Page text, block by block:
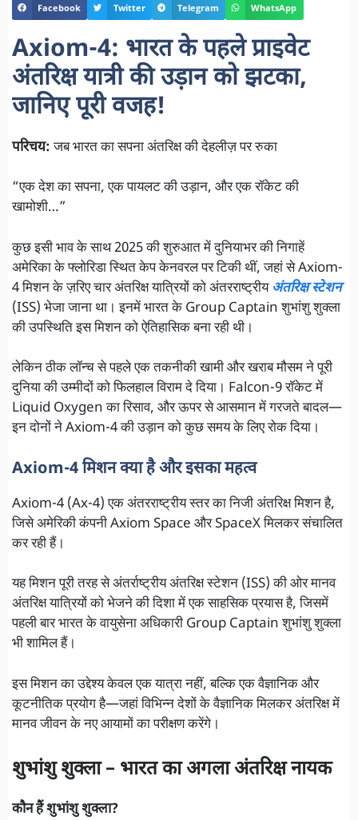
Facebook Twitter Telegram WhatsApp
Axiom-4: भारत के पहले प्राइवेट
अंतरिक्ष यात्री की उड़ान को झटका,
जानिए पूरी वजह!
परिचय:जब भारत का सपना अंतरिक्ष की देहलीज़ पर रुका
“एक देश का सपना, एक पायलट की उड़ान, और एक रॉकेट की
खामोशी…”
कुछ इसी भाव के साथ 2025 की शुरुआत में दुनियाभर की निगाहें
अमेरिका के फ्लोरिडा स्थित केप केनवरल पर टिकी थीं, जहां से Axiom-
4 मिशन के ज़रिए चार अंतरिक्ष यात्रियों को अंतरराष्ट्रीय अंतरिक्ष स्टेशन
(ISS) भेजा जाना था। इनमें भारत के Group Captain शुभांशु शुक्ला
की उपस्थिति इस मिशन को ऐतिहासिक बना रही थी।
लेकिन ठीक लॉन्च से पहले एक तकनीकी खामी और खराब मौसम ने पूरी
दुनिया की उम्मीदों को फिलहाल विराम दे दिया। Falcon-9 रॉकेट में
Liquid Oxygen का रिसाव, और ऊपर से आसमान में गरजते बादल—
इन दोनों ने Axiom-4 की उड़ान को कुछ समय के लिए रोक दिया।
Axiom-4 मिशन क्या है और इसका महत्व
Axiom-4 (Ax-4) एक अंतरराष्ट्रीय स्तर का निजी अंतरिक्ष मिशन है,
जिसे अमेरिकी कंपनी Axiom Space और SpaceX मिलकर संचालित
कर रही हैं।
यह मिशन पूरी तरह से अंतर्राष्ट्रीय अंतरिक्ष स्टेशन (ISS) की ओर मानव
अंतरिक्ष यात्रियों को भेजने की दिशा में एक साहसिक प्रयास है, जिसमें
पहली बार भारत के वायुसेना अधिकारी Group Captain शुभांशु शुक्ला
भी शामिल हैं।
इस मिशन का उद्देश्य केवल एक यात्रा नहीं, बल्कि एक वैज्ञानिक और
कूटनीतिक प्रयोग है—जहां विभिन्न देशों के वैज्ञानिक मिलकर अंतरिक्ष में
मानव जीवन के नए आयामों का परीक्षण करेंगे।
शुभांशु शुक्ला – भारत का अगला अंतरिक्ष नायक
कौन हैं शुभांशु शुक्ला?